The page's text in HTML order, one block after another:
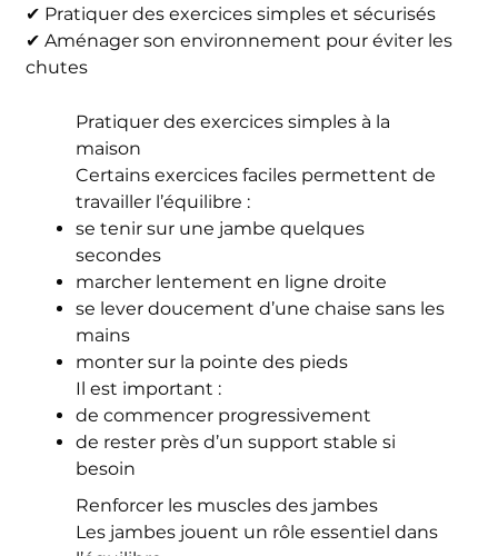
✔ Pratiquer des exercices simples et sécurisés
✔ Aménager son environnement pour éviter les
chutes
Pratiquer des exercices simples à la
maison
Certains exercices faciles permettent de
travailler l’équilibre :
se tenir sur une jambe quelques
secondes
marcher lentement en ligne droite
se lever doucement d’une chaise sans les
mains
monter sur la pointe des pieds
Il est important :
de commencer progressivement
de rester près d’un support stable si
besoin
Renforcer les muscles des jambes
Les jambes jouent un rôle essentiel dans